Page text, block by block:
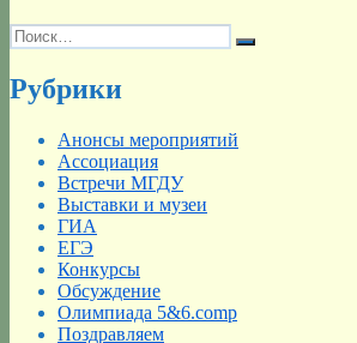
Искать:
Поиск
Рубрики
Анонсы мероприятий
Ассоциация
Встречи МГДУ
Выставки и музеи
ГИА
ЕГЭ
Конкурсы
Обсуждение
Олимпиада 5&6.comp
Поздравляем